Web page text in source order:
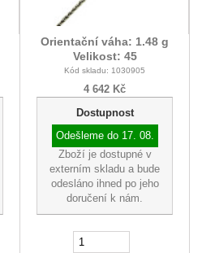
Orientační váha: 1.48 g
Velikost: 45
Kód skladu: 1030905
4 642 Kč
Dostupnost
Odešleme do 17. 08.
Zboží je dostupné v
externím skladu a bude
odesláno ihned po jeho
doručení k nám.